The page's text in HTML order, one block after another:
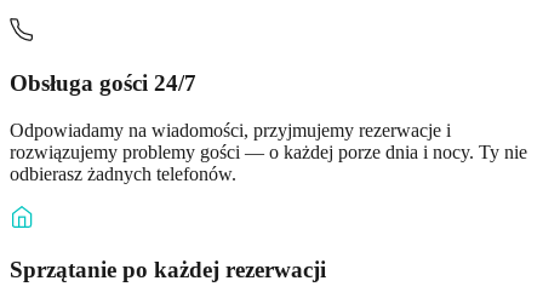
Obsługa gości 24/7
Odpowiadamy na wiadomości, przyjmujemy rezerwacje i
rozwiązujemy problemy gości — o każdej porze dnia i nocy. Ty nie
odbierasz żadnych telefonów.
Sprzątanie po każdej rezerwacji